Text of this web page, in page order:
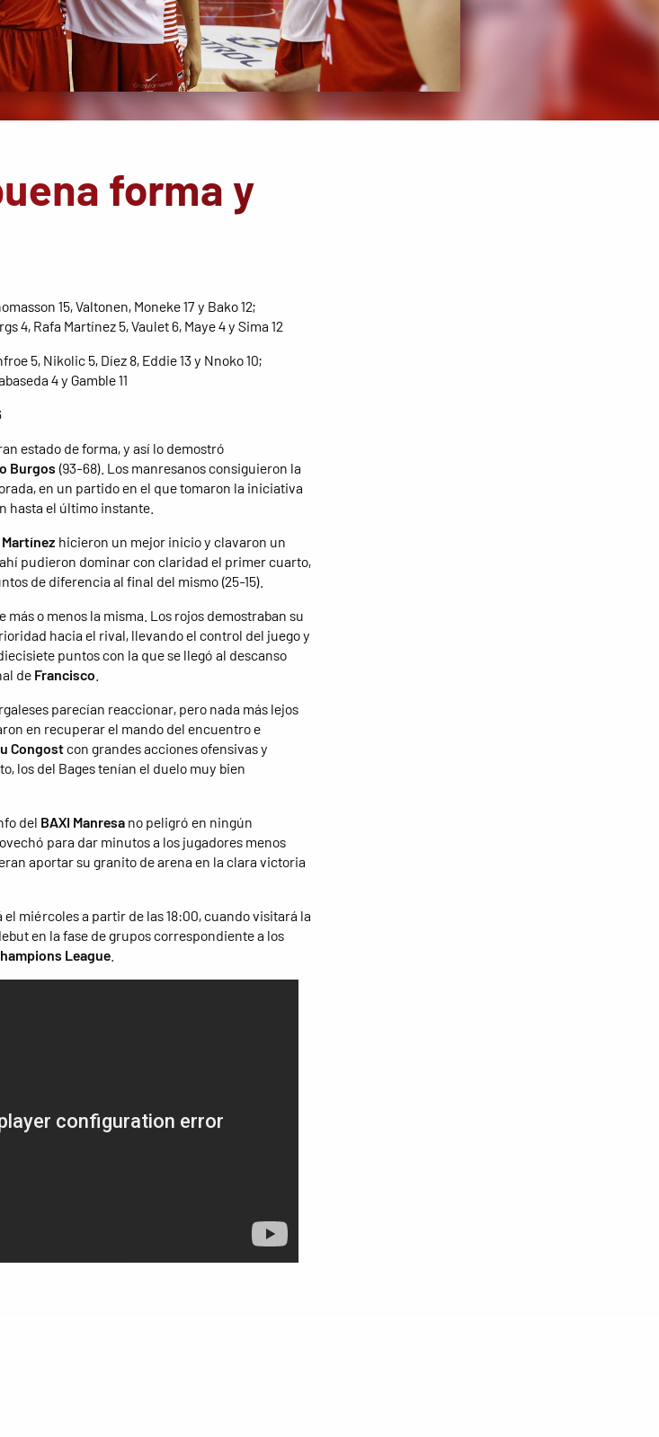
forma y
15, Valtonen, Moneke 17 y Bako 12;
4, Rafa Martínez 5, Vaulet 6, Maye 4 y Sima 12
5, Nikolic 5, Díez 8, Eddie 13 y Nnoko 10;
4 y Gamble 11
estado de forma, y ​​así lo demostró
Burgos (93-68). Los manresanos consiguieron la
en un partido en el que tomaron la iniciativa
hasta el último instante.
hicieron un mejor inicio y clavaron un
pudieron dominar con claridad el primer cuarto,
de diferencia al final del mismo (25-15).
o menos la misma. Los rojos demostraban su
hacia el rival, llevando el control del juego y
puntos con la que se llegó al descanso
de Francisco
parecían reaccionar, pero nada más lejos
en recuperar el mando del encuentro e
Congostcon grandes acciones ofensivas y
los del Bages tenían el duelo muy bien
del BAXI Manresano peligró en ningún
para dar minutos a los jugadores menos
aportar su granito de arena en la clara victoria
miércoles a partir de las 18:00, cuando visitará la
en la fase de grupos correspondiente a los
League.